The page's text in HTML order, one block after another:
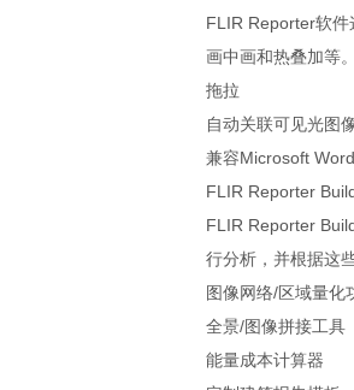
FLIR Reporter软件
画中画和热叠加等
拖拉
自动关联可见光图
兼容Microsoft
FLIR Reporter
FLIR Reporter
行分析，并根据这
图像网络/区域量化
全景/图像拼接工具
能量成本计算器